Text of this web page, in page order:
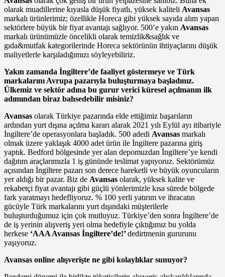
olarak muadillerine kıyasla düşük fiyatlı, yüksek kaliteli Avansas
markalı ürün­lerimiz; özellikle Horeca gibi yüksek sayıda alım yapan
sektörlere büyük bir fiyat avantajı sağlıyor. 500’e ya­kın Avansas
markalı ürünümüzle öncelikli olarak temizlik&sağlık ve
gıda&mutfak kategorilerinde Horeca sektörünün ihtiyaçlarını düşük
mali­yetlerle karşıladığımızı söyleyebiliriz.
Yakın zamanda İngiltere’de faa­liyet göstermeye ve Türk
markaları­nı Avrupa pazarıyla buluşturmaya başladınız.
Ülkemiz ve sektör adına bu gurur verici küresel açılmanın ilk
adımından biraz bahsedebilir misiniz?
Avansas olarak Türkiye pazarında elde ettiğimiz başarıların
ardından yurt dışına açılma kararı alarak 2021 yılı Eylül ayı itibariyle
İngiltere’de operasyonlara başladık. 500 adedi Avansas markalı
olmak üzere yakla­şık 4000 adet ürün ile İngiltere paza­rına giriş
yaptık. Bedford bölgesinde yer alan depomuzdan İngiltere’ye kendi
dağıtım araçlarımızla 1 iş gü­nünde teslimat yapıyoruz. Sektörü­müz
açısından İngiltere pazarı son derece hareketli ve büyük oyuncula­rın
yer aldığı bir pazar. Biz de Avansas olarak, yüksek kalite ve
rekabetçi fiyat avantajı gibi güçlü yönlerimizle kısa sürede bölgede
fark yaratmayı hedef­liyoruz. % 100 yerli yatırım ve ihracatın
gücüyle Türk markalarını yurt dışın­daki müşterilerle
buluşturduğumuz için çok mutluyuz. Türkiye’den sonra İngiltere’de
de iş yerinin alışveriş yeri olma hedefiyle çıktığımız bu yolda
herkese ‘AAA Avansas İngiltere’de!’dedirtmenin gururunu
yaşıyoruz.
Avansas online alışverişte ne gibi kolaylıklar sunuyor?